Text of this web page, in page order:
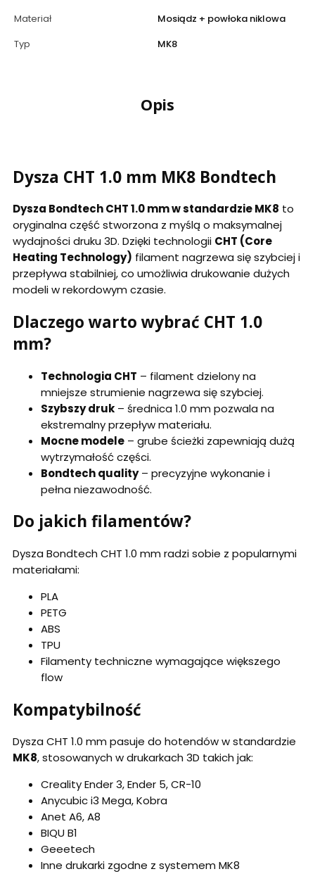
Materiał
Mosiądz + powłoka niklowa
Typ
MK8
Opis
Dysza CHT 1.0 mm MK8 Bondtech
Dysza Bondtech CHT 1.0 mm w standardzie MK8 to
oryginalna część stworzona z myślą o maksymalnej
wydajności druku 3D. Dzięki technologii CHT (Core
Heating Technology) filament nagrzewa się szybciej i
przepływa stabilniej, co umożliwia drukowanie dużych
modeli w rekordowym czasie.
Dlaczego warto wybrać CHT 1.0
mm?
Technologia CHT – filament dzielony na
mniejsze strumienie nagrzewa się szybciej.
Szybszy druk – średnica 1.0 mm pozwala na
ekstremalny przepływ materiału.
Mocne modele – grube ścieżki zapewniają dużą
wytrzymałość części.
Bondtech quality– precyzyjne wykonanie i
pełna niezawodność.
Do jakich filamentów?
Dysza Bondtech CHT 1.0 mm radzi sobie z popularnymi
materiałami:
PLA
PETG
ABS
TPU
Filamenty techniczne wymagające większego
flow
Kompatybilność
Dysza CHT 1.0 mm pasuje do hotendów w standardzie
MK8, stosowanych w drukarkach 3D takich jak:
Creality Ender 3, Ender 5, CR-10
Anycubic i3 Mega, Kobra
Anet A6, A8
BIQU B1
Geeetech
Inne drukarki zgodne z systemem MK8